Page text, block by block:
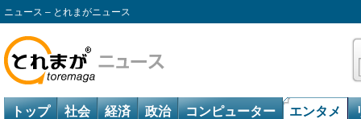
ニュース – とれまがニュース
トップ 社会 経済 政治 コンピューター エンタメ